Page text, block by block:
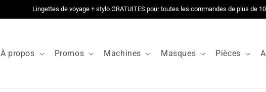
Lingettes de voyage + stylo GRATUITES pour toutes les commandes de plus de
À propos Promos Machines Masques Pièces